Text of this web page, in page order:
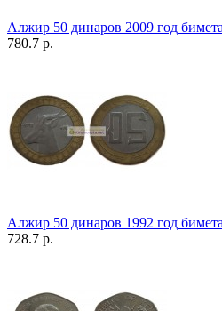
Алжир 50 динаров 2009 год
780.7 р.
Алжир 50 динаров 1992 год
728.7 р.